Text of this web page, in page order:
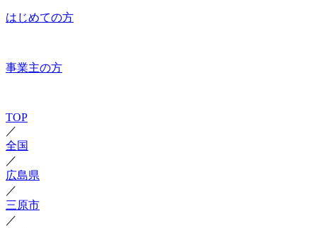
はじめての方
事業主の方
TOP
／
全国
／
広島県
／
三原市
／